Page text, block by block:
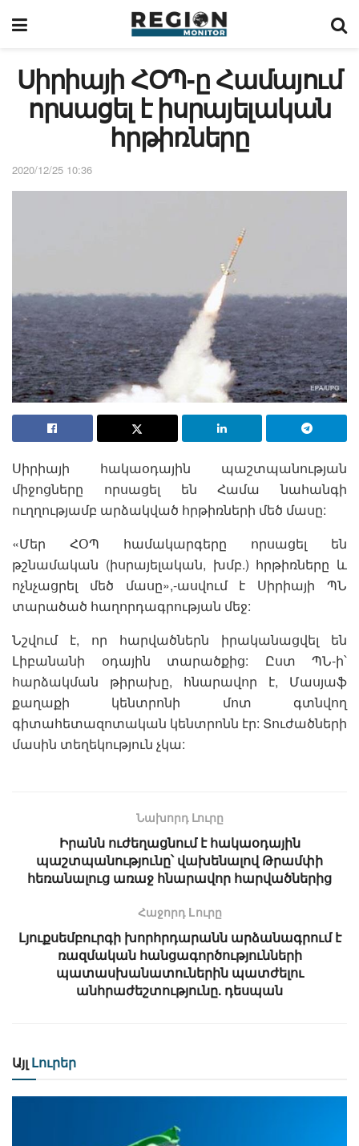
Սիրիայի ՀՕՊ-ը Համայում
որսացել է իսրայելական
հրթիռները
2020/12/25 10:36
Սիրիայի հակաօդային պաշտպանության
միջոցները որսացել են Համա նահանգի
ուղղությամբ արձակված հրթիռների մեծ մասը:
«Մեր ՀՕՊ համակարգերը որսացել են
թշնամական (իսրայելական, խմբ.) հրթիռները և
ոչնչացրել մեծ մասը»,-ասվում է Սիրիայի ՊՆ
տարածած հաղորդագրության մեջ:
Նշվում է, որ հարվածներն իրականացվել են
Լիբանանի օդային տարածքից: Ըստ ՊՆ-ի՝
հարձակման թիրախը, հնարավոր է, Մասյաֆ
քաղաքի կենտրոնի մոտ գտնվող
գիտահետազոտական կենտրոնն էր: Տուժածների
մասին տեղեկություն չկա:
Նախորդ Լուրը
Իրանն ուժեղացնում է հակաօդային
պաշտպանությունը՝ վախենալով Թրամփի
հեռանալուց առաջ հնարավոր հարվածներից
Հաջորդ Lուրը
Լյուքսեմբուրգի խորհրդարանն արձանագրում է
ռազմական հանցագործությունների
պատասխանատուներին պատժելու
անհրաժեշտությունը. դեսպան
Այլ Լուրեր